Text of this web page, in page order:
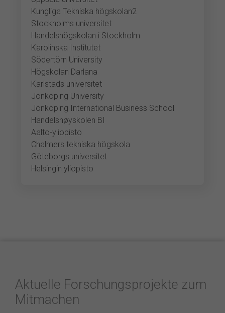
Kungliga Tekniska högskolan2
Stockholms universitet
Handelshögskolan i Stockholm
Karolinska Institutet
Södertörn University
Högskolan Darlana
Karlstads universitet
Jönköping University
Jönköping International Business School
Handelshøyskolen BI
Aalto-yliopisto
Chalmers tekniska högskola
Göteborgs universitet
Helsingin yliopisto
Aktuelle Forschungsprojekte zum
Mitmachen